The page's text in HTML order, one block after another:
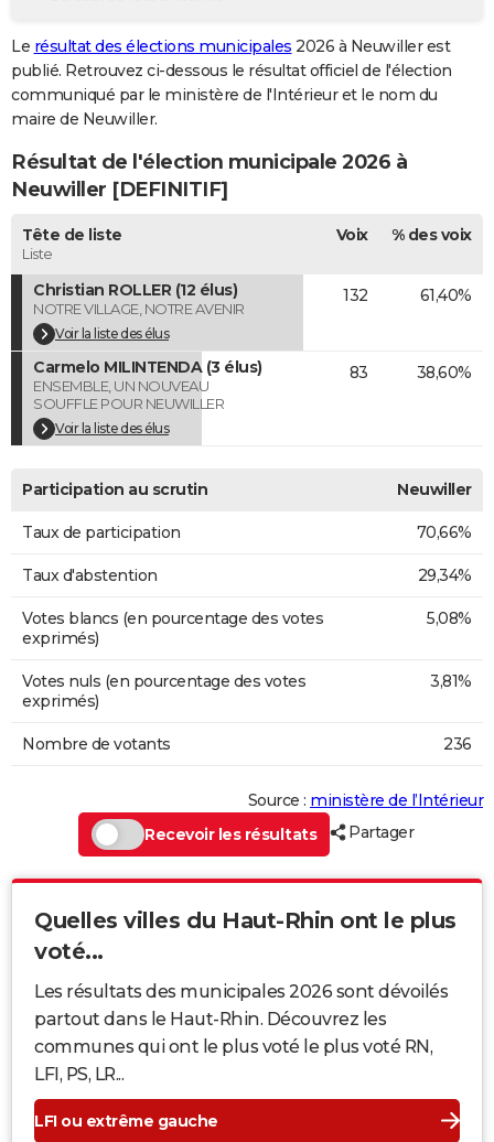
GUIDES D'ACHAT
BONS PLANS
CARTE DE VOEUX
Carte de Noël
Carte Bonne année
Carte Saint-Valentin
Carte Pâques
Carte d'anniversaire
DICTIONNAIRE
Dictionnaire
Biographies
Citations
Expressions
Proverbes
PROGRAMME TV
COPAINS D'AVANT
S'inscrire
Se connecter
Lycées
Collèges
Primaires
Universités
Entreprises
Service militaire
Avis de recherche
AVIS DE DÉCÈS
FORUM
Bricolage
Lifestyle
Culture
Sport
Auto
Television
Voyage
Cinema
Le résultat des élections municipales 2026 à Neuwiller est
publié. Retrouvez ci-dessous le résultat officiel de l'élection
communiqué par le ministère de l'Intérieur et le nom du
maire de Neuwiller.
Résultat de l'élection municipale 2026 à
Neuwiller [DEFINITIF]
Tête de liste
Liste
Voix % des voix
Christian ROLLER (12 élus)
NOTRE VILLAGE, NOTRE AVENIR
Voir la liste des élus
132 61,40%
Carmelo MILINTENDA (3 élus)
ENSEMBLE, UN NOUVEAU
SOUFFLE POUR NEUWILLER
Voir la liste des élus
83 38,60%
Participation au scrutin Neuwiller
Taux de participation 70,66%
Taux d'abstention 29,34%
Votes blancs (en pourcentage des votes
exprimés)
5,08%
Votes nuls (en pourcentage des votes
exprimés)
3,81%
Nombre de votants 236
Source : ministère de l’Intérieur
Recevoir les résultats
Partager
Quelles villes du Haut-Rhin ont le plus
voté...
Les résultats des municipales 2026 sont dévoilés
partout dans le Haut-Rhin. Découvrez les
communes qui ont le plus voté le plus voté RN,
LFI, PS, LR...
LFI ou extrême gauche